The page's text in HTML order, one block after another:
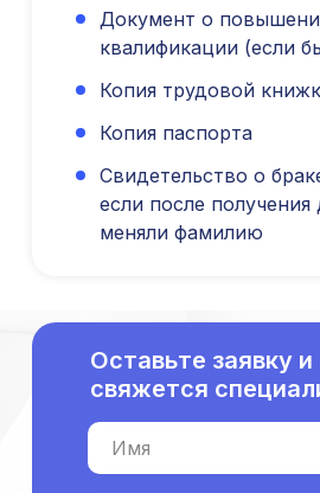
Документ о
квалификации (если
Копия трудовой
Копия паспорта
Свидетельство о
если после
меняли фамилию
Имя
Оставьте заявку
свяжется
info@kursmedik.ru
Повышение квалификации
С высшим образованием
Со средним образованием
Аккредитация
Сопровождение первичной
специализированной аккредитации
Категория «под ключ»
Периодическая аккредитация «под ключ»